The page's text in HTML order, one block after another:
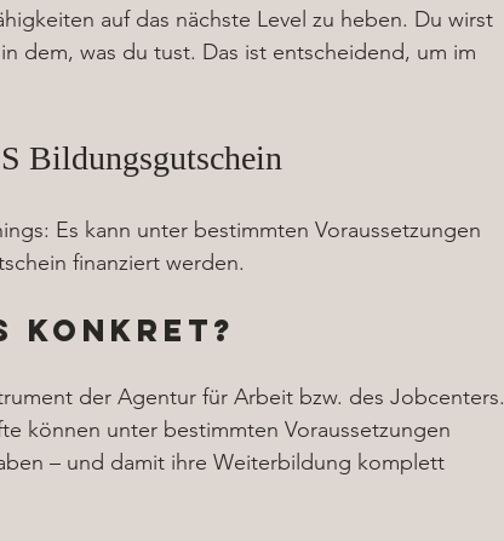
auf das nächste Level zu heben. Du wirst
dem, was du tust. Das ist entscheidend, um im
Bildungsgutschein
Es kann unter bestimmten Voraussetzungen
finanziert werden.
konkret?
der Agentur für Arbeit bzw. des Jobcenters.
können unter bestimmten Voraussetzungen
– und damit ihre Weiterbildung komplett